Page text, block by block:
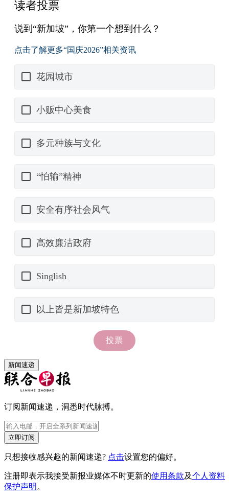
新闻速递
订阅新闻速递，洞悉时代脉搏。
立即订阅
只想接收感兴趣的新闻速递? 点击设置您的偏好。
注册即表示我接受新报业媒体不时更新的使用条款及个人资料
保护声明 。